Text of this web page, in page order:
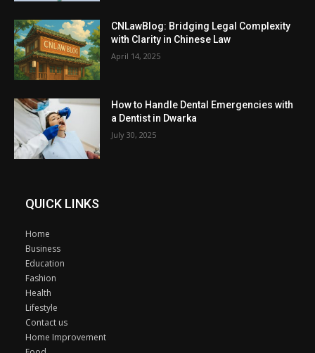
CNLawBlog: Bridging Legal Complexity
with Clarity in Chinese Law
April 14, 2025
How to Handle Dental Emergencies with
a Dentist in Dwarka
July 30, 2025
QUICK LINKS
Home
Business
Education
Fashion
Health
Lifestyle
Contact us
Home Improvement